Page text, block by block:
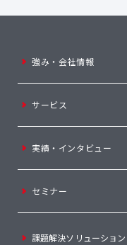
強み・会社情報
サービス
実績・インタビュー
セミナー
課題解決ソリューション